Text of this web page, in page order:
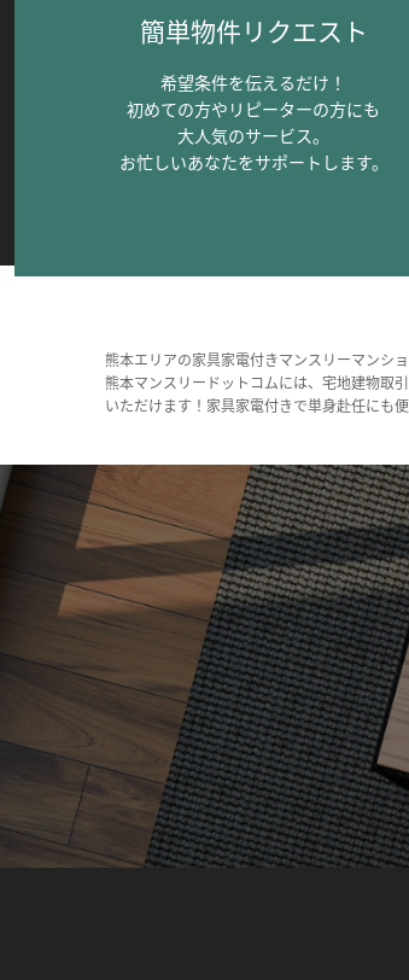
簡単物件リクエスト
希望条件を伝えるだけ！
初めての方やリピーターの方にも
大人気のサービス。
お忙しいあなたをサポートします。
熊本エリアの家具家電付きマンスリーマンシ
熊本マンスリードットコムには、宅地建物取
いただけます！家具家電付きで単身赴任にも便